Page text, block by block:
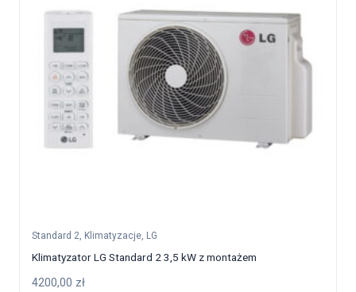
Standard 2, Klimatyzacje, LG
Klimatyzator LG Standard 2 3,5 kW z montażem
4200,00 zł